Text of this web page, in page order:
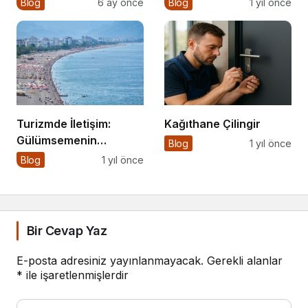
Turizmde İletişim:
Gülümsemenin
Ötesinde Bir Sanat
Blog 1 yıl önce
Kağıthane Çilingir
Blog 1 yıl önce
Bir Cevap Yaz
E-posta adresiniz yayınlanmayacak. Gerekli alanlar
* ile işaretlenmişlerdir